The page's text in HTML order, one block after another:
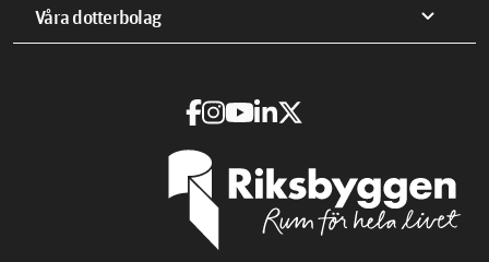
Våra dotterbolag expand_more